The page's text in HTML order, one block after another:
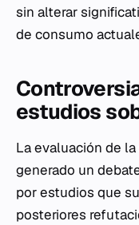
sin alterar
de consumo
estudios
La evaluación de
generado un
por estudios que
posteriores